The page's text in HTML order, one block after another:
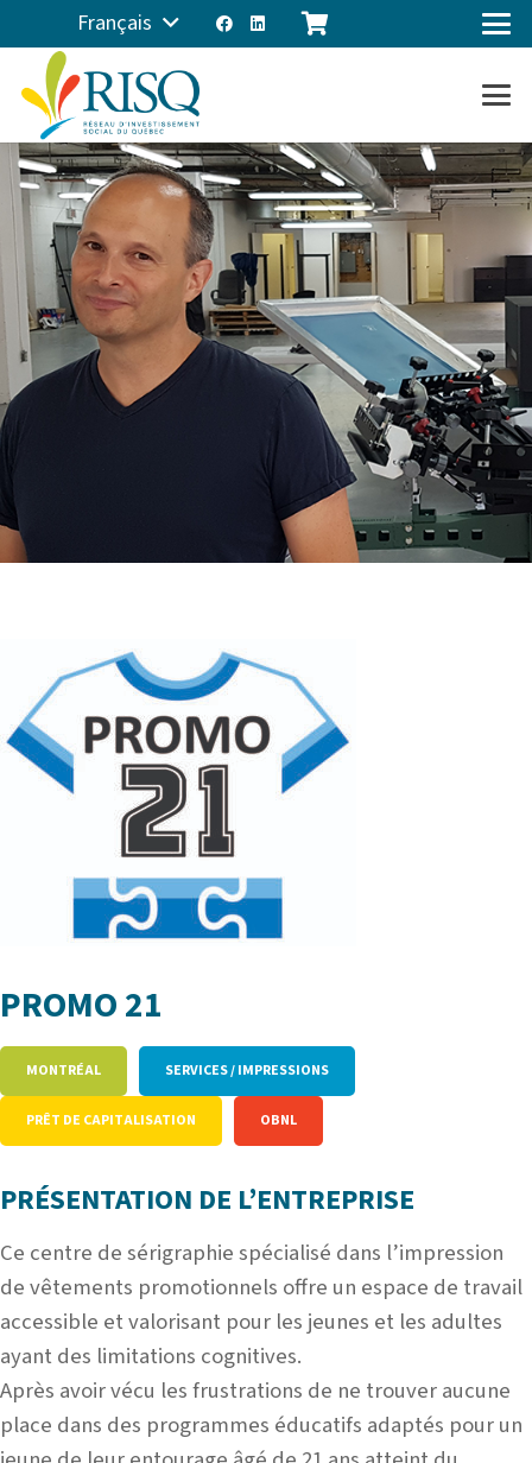
Français
PROMO 21
MONTRÉAL SERVICES / IMPRESSIONS
PRÊT DE CAPITALISATION OBNL
PRÉSENTATION DE L’ENTREPRISE
Ce centre de sérigraphie spécialisé dans l’impression
de vêtements promotionnels offre un espace de travail
accessible et valorisant pour les jeunes et les adultes
ayant des limitations cognitives.
Après avoir vécu les frustrations de ne trouver aucune
place dans des programmes éducatifs adaptés pour un